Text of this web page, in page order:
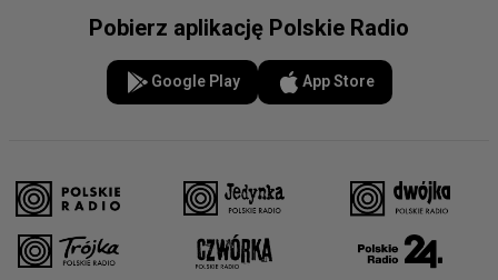
Pobierz aplikację Polskie Radio
Google Play App Store